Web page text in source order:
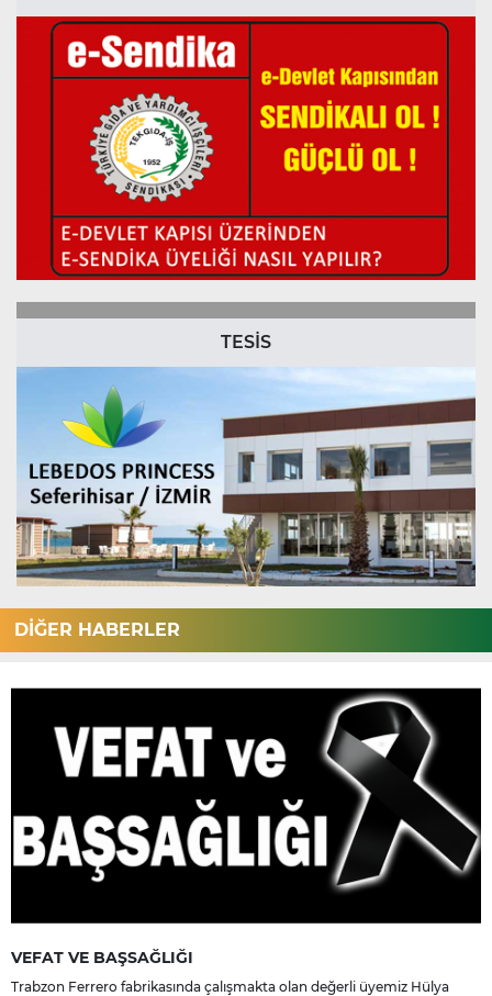
TESİS
DİĞER HABERLER
VEFAT VE BAŞSAĞLIĞI
Trabzon Ferrero fabrikasında çalışmakta olan değerli üyemiz Hülya